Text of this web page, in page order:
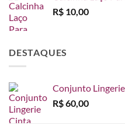
R$ 10,00
DESTAQUES
Conjunto
R$60,00